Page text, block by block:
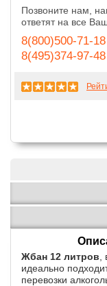
Позвоните нам,
ответят на все
8(800)500-71-
8(495)374-97-48
Жбан 12 литров
идеально
перевозки